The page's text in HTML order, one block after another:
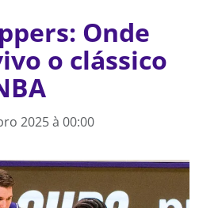
Onde
o clássico
2025 à 00:00